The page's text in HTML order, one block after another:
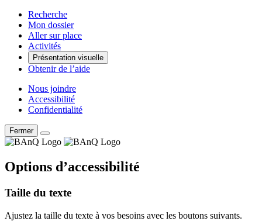
Recherche
Mon dossier
Aller sur place
Activités
Présentation visuelle
Obtenir de l’aide
Nous joindre
Accessibilité
Confidentialité
Fermer
Options d’accessibilité
Taille du texte
Ajustez la taille du texte à vos besoins avec les boutons suivants.